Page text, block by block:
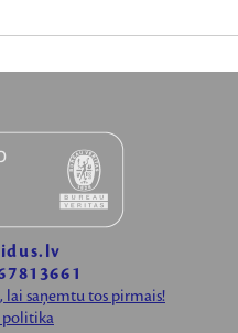
lai saņemtu tos pirmais!
politika